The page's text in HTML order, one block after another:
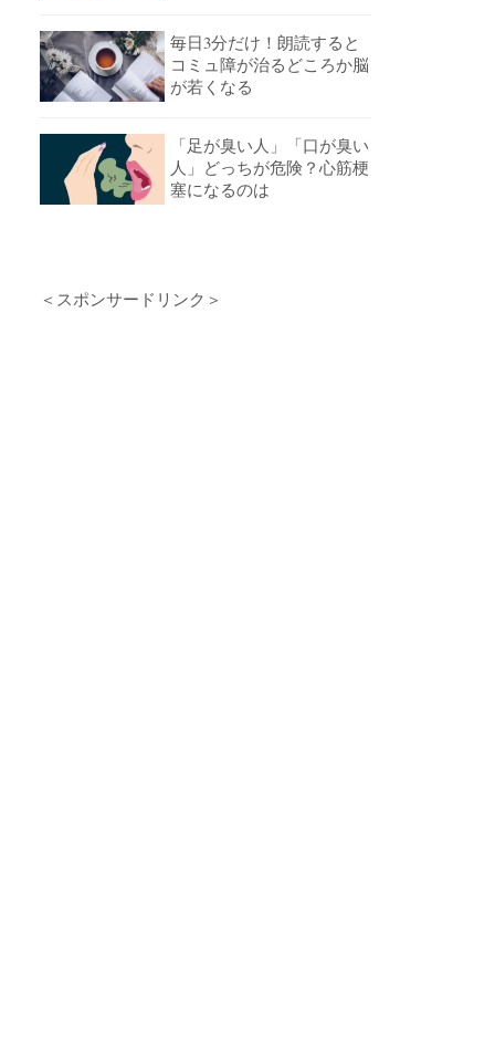
毎日3分だけ！朗読すると
コミュ障が治るどころか脳
が若くなる
「足が臭い人」「口が臭い
人」どっちが危険？心筋梗
塞になるのは
＜スポンサードリンク＞